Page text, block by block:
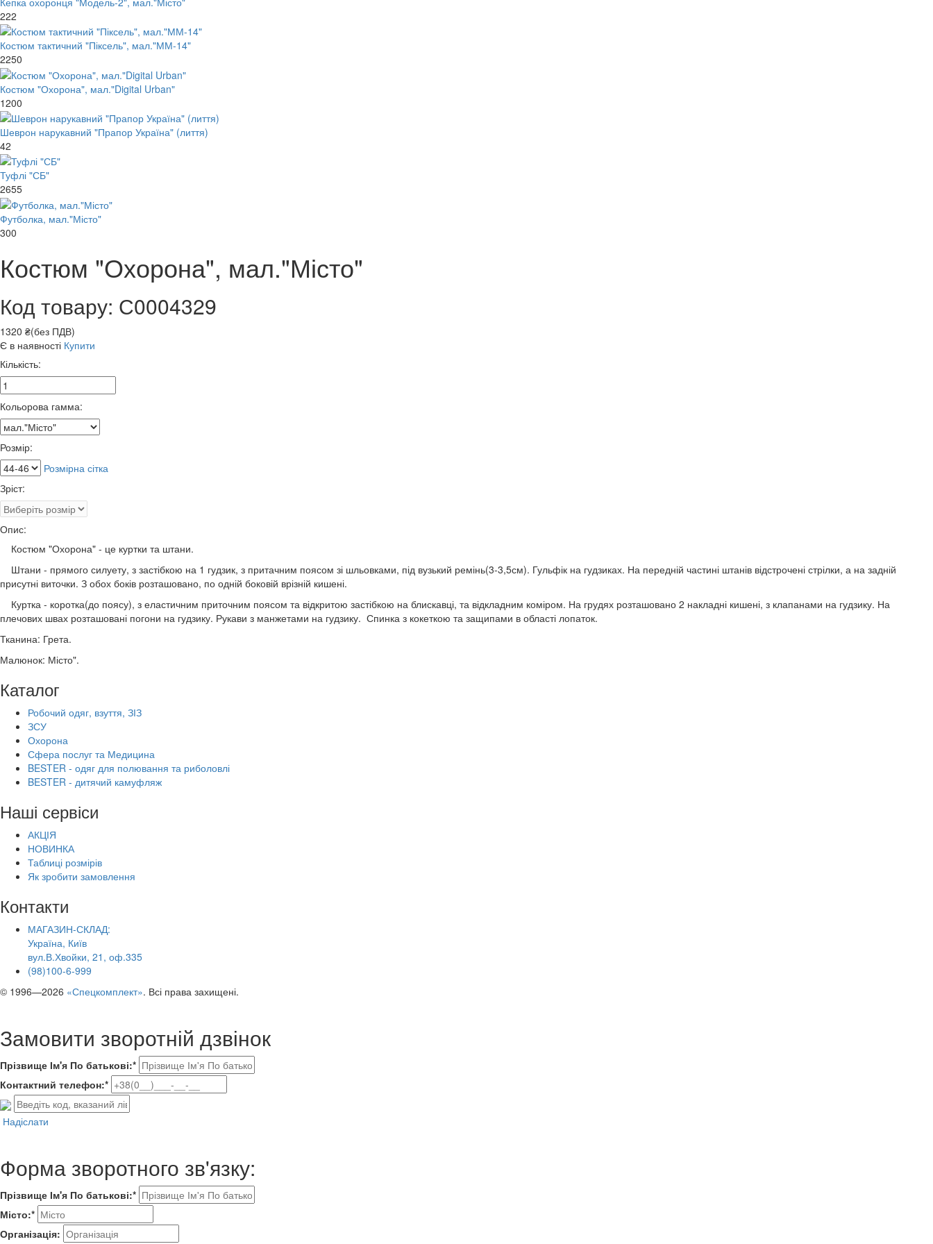
222
Костюм тактичний "Піксель", мал."ММ-14"
2250
Костюм "Охорона", мал."Digital Urban"
1200
Шеврон нарукавний "Прапор Україна" (лиття)
42
Туфлі "СБ"
2655
Футболка, мал."Місто"
300
Костюм "Охорона", мал."Місто"
Код товару: С0004329
1320 ₴(без ПДВ)
Є в наявності Купити
Кількість:
Кольорова гамма:
Розмір:
Розмірна сітка
Зріст:
Опис:
Костюм "Охорона" - це куртки та штани.
Штани - прямого силуету, з застібкою на 1 гудзик, з притачним поясом зі шльовками, під вузький ремінь(3-3,5см). Гульфік на гудзиках. На передній частині штанів відстрочені стрілки, а на задній
присутні виточки. З обох боків розташовано, по одній боковій врізній кишені.
Куртка - коротка(до поясу), з еластичним приточним поясом та відкритою застібкою на блискавці, та відкладним коміром. На грудях розташовано 2 накладні кишені, з клапанами на гудзику. На
плечових швах розташовані погони на гудзику. Рукави з манжетами на гудзику. Спинка з кокеткою та защипами в області лопаток.
Тканина: Грета.
Малюнок: Місто".
Каталог
Робочий одяг, взуття, ЗІЗ
ЗСУ
Охорона
Сфера послуг та Медицина
BESTER - одяг для полювання та риболовлі
BESTER - дитячий камуфляж
Наші сервіси
АКЦІЯ
НОВИНКА
Таблиці розмірів
Як зробити замовлення
Контакти
МАГАЗИН-СКЛАД:
Україна, Київ
вул.В.Хвойки, 21, оф.335
(98)100-6-999
© 1996—2026 «Спецкомплект». Всі права захищені.
Замовити зворотній дзвінок
Прізвище Ім'я По батькові:*
Контактний телефон:*
Надіслати
Форма зворотного зв'язку:
Прізвище Ім'я По батькові:*
Місто:*
Організація: